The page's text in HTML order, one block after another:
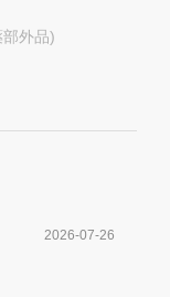
外品)
2026-07-26